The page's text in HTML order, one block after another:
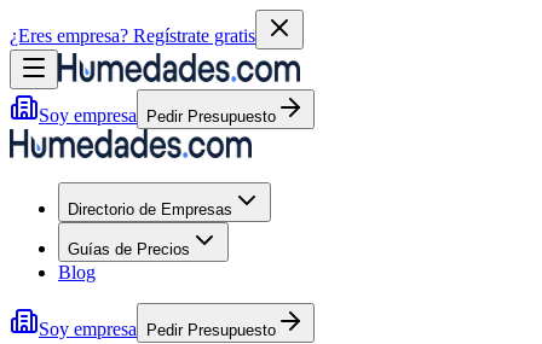
¿Eres empresa? Regístrate gratis
Soy empresa Pedir Presupuesto
Directorio de Empresas
Guías de Precios
Blog
Soy empresa Pedir Presupuesto